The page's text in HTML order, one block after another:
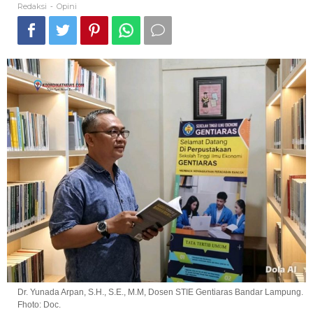
Redaksi - Opini
Dr. Yunada Arpan, S.H., S.E., M.M, Dosen STIE Gentiaras Bandar Lampung.
Fhoto: Doc.